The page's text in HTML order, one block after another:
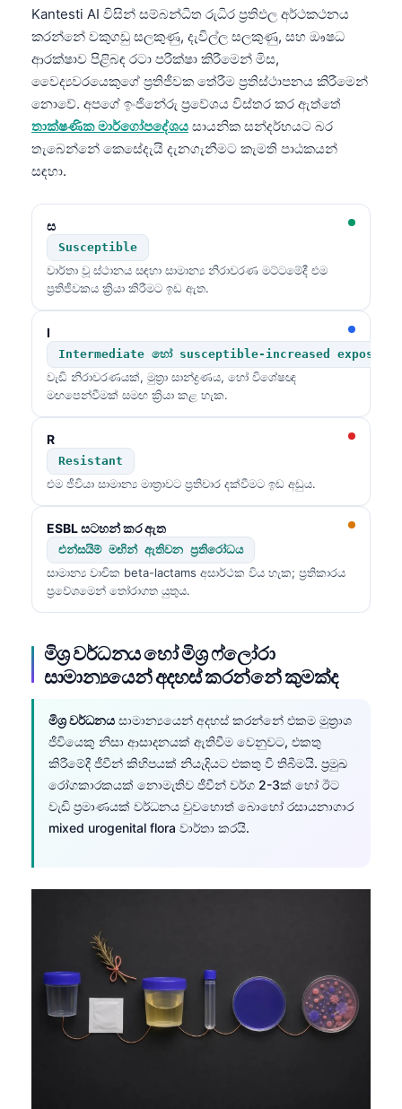
Kantesti AI විසින් සම්බන්ධිත රුධිර ප්‍රතිඵල අර්ථකථනය
කරන්නේ වකුගඩු සලකුණු, දැවිල්ල සලකුණු, සහ ඖෂධ
ආරක්ෂාව පිළිබඳ රටා පරීක්ෂා කිරීමෙන් මිස,
වෛද්‍යවරයෙකුගේ ප්‍රතිජීවක තේරීම ප්‍රතිස්ථාපනය කිරීමෙන්
නොවේ. අපගේ ඉංජිනේරු ප්‍රවේශය විස්තර කර ඇත්තේ
තාක්ෂණික මාර්ගෝපදේශය සායනික සන්දර්භයට බර
තැබෙන්නේ කෙසේදැයි දැනගැනීමට කැමති පාඨකයන්
සඳහා.
ස
Susceptible
වාර්තා වූ ස්ථානය සඳහා සාමාන්‍ය නිරාවරණ මට්ටමේදී එම
ප්‍රතිජීවකය ක්‍රියා කිරීමට ඉඩ ඇත.
I
Intermediate හෝ susceptible-increased exposure
වැඩි නිරාවරණයක්, මුත්‍රා සාන්ද්‍රණය, හෝ විශේෂඥ
මඟපෙන්වීමක් සමඟ ක්‍රියා කළ හැක.
R
Resistant
එම ජීවියා සාමාන්‍ය මාත්‍රාවට ප්‍රතිචාර දක්වීමට ඉඩ අඩුය.
ESBL සටහන් කර ඇත
එන්සයිම් මඟින් ඇතිවන ප්‍රතිරෝධය
සාමාන්‍ය වාචික beta-lactams අසාර්ථක විය හැක; ප්‍රතිකාරය
ප්‍රවේශමෙන් තෝරාගත යුතුය.
මිශ්‍ර වර්ධනය හෝ මිශ්‍ර ෆ්ලෝරා
සාමාන්‍යයෙන් අදහස් කරන්නේ කුමක්ද
මිශ්‍ර වර්ධනය සාමාන්‍යයෙන් අදහස් කරන්නේ එකම මුත්‍රාශ
ජීවියෙකු නිසා ආසාදනයක් ඇතිවීම වෙනුවට, එකතු
කිරීමේදී ජීවීන් කිහිපයක් නියැදියට එකතු වී තිබීමයි. ප්‍රමුඛ
රෝගකාරකයක් නොමැතිව ජීවීන් වර්ග 2-3ක් හෝ ඊට
වැඩි ප්‍රමාණයක් වර්ධනය වුවහොත් බොහෝ රසායනාගාර
mixed urogenital flora වාර්තා කරයි.
Basa Jawa
Cebuano
ئۇيغۇرچە
Кыргызча
Frysk
Ślōnskŏ gŏdka
Norsk bokmål